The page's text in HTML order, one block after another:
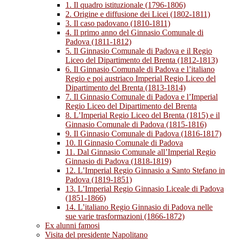
1. Il quadro istituzionale (1796-1806)
2. Origine e diffusione dei Licei (1802-1811)
3. Il caso padovano (1810-1811)
4. Il primo anno del Ginnasio Comunale di
Padova (1811-1812)
5. Il Ginnasio Comunale di Padova e il Regio
Liceo del Dipartimento del Brenta (1812-1813)
6. Il Ginnasio Comunale di Padova e l’italiano
Regio e poi austriaco Imperial Regio Liceo del
Dipartimento del Brenta (1813-1814)
7. Il Ginnasio Comunale di Padova e l’Imperial
Regio Liceo del Dipartimento del Brenta
8. L’Imperial Regio Liceo del Brenta (1815) e il
Ginnasio Comunale di Padova (1815-1816)
9. Il Ginnasio Comunale di Padova (1816-1817)
10. Il Ginnasio Comunale di Padova
11. Dal Ginnasio Comunale all’Imperial Regio
Ginnasio di Padova (1818-1819)
12. L’Imperial Regio Ginnasio a Santo Stefano in
Padova (1819-1851)
13. L’Imperial Regio Ginnasio Liceale di Padova
(1851-1866)
14. L’italiano Regio Ginnasio di Padova nelle
sue varie trasformazioni (1866-1872)
Ex alunni famosi
Visita del presidente Napolitano